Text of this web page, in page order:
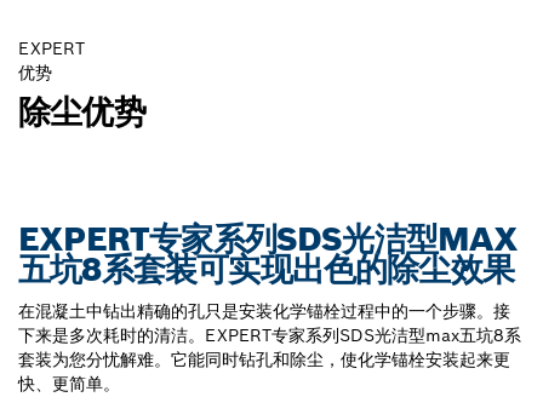
EXPERT
优势
除尘优势
EXPERT专家系列SDS光洁型MAX
五坑8系套装可实现出色的除尘效果
在混凝土中钻出精确的孔只是安装化学锚栓过程中的一个步骤。接
下来是多次耗时的清洁。EXPERT专家系列SDS光洁型max五坑8系
套装为您分忧解难。它能同时钻孔和除尘，使化学锚栓安装起来更
快、更简单。